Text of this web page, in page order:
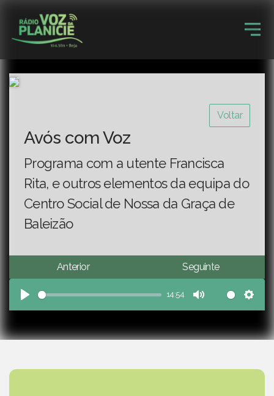
Voltar
Avós com Voz
Programa com a utente Francisca
Rita, e outros elementos da equipa do
Centro Social de Nossa da Graça de
Baleizão
Anterior Seguinte
Play
14:54
Mute